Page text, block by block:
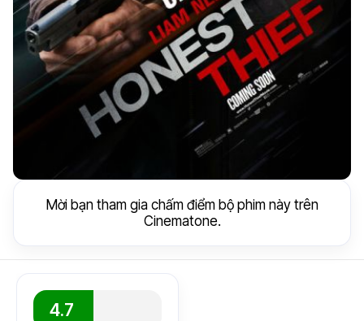
Mời bạn tham gia chấm điểm bộ phim này trên
Cinematone.
4.7